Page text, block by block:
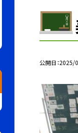
公開日 2025/